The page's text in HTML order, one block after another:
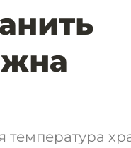
температура